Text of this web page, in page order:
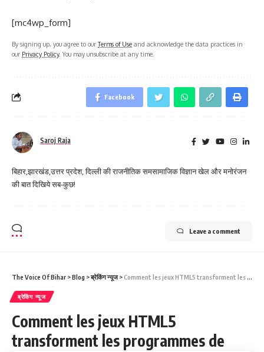
[mc4wp_form]
By signing up, you agree to ourTerms of Use and acknowledge the data practices in
our Privacy Policy. You may unsubscribe at any time.
Facebook
Saroj Raja
बिहार,झारखंड,उत्तर प्रदेश, दिल्ली की राजनीतिक समसामाजिक विज्ञान खेल और मनोरंजन
की बात दिखिये सब-कुछ!
Leave a comment
The Voice Of Bihar >Blog >ब्रेकिंग न्यूज>Comment les jeux HTML5 transforment les programmes de fidélité des casinos en ligne : guide pratique pour les néophytes
ब्रेकिंग न्यूज
Comment les jeux HTML5
transforment les programmes de